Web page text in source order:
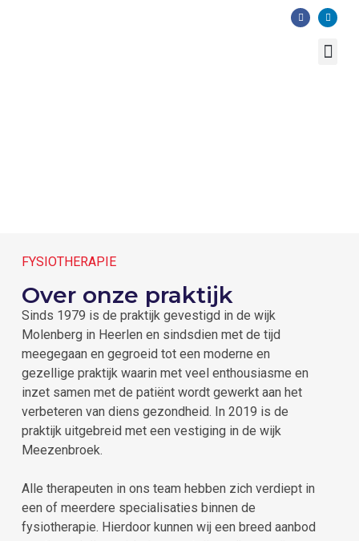
FYSIOTHERAPIE
Over onze praktijk
Sinds 1979 is de praktijk gevestigd in de wijk
Molenberg in Heerlen en sindsdien met de tijd
meegegaan en gegroeid tot een moderne en
gezellige praktijk waarin met veel enthousiasme en
inzet samen met de patiënt wordt gewerkt aan het
verbeteren van diens gezondheid. In 2019 is de
praktijk uitgebreid met een vestiging in de wijk
Meezenbroek.
Alle therapeuten in ons team hebben zich verdiept in
een of meerdere specialisaties binnen de
fysiotherapie. Hierdoor kunnen wij een breed aanbod